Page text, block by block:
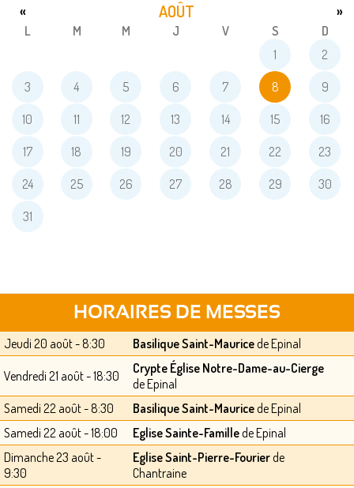
AOÛT
« »
L M M J V S
D
1
2
3 4 5 6 7 8 9
10 11 12 13 14 15 16
17 18 19 20 21 22 23
24 25 26 27 28 29 30
31
HORAIRES DE MESSES
Jeudi 20 août - 8:30 Basilique Saint-Mauricede Epinal
Vendredi 21 août - 18:30
Crypte Église Notre-Dame-au-Cierge
de Epinal
Samedi 22 août - 8:30
Basilique Saint-Mauricede Epinal
Samedi 22 août - 18:00
Eglise Sainte-Famillede Epinal
Dimanche 23 août -
9:30
Eglise Saint-Pierre-Fourierde
Chantraine